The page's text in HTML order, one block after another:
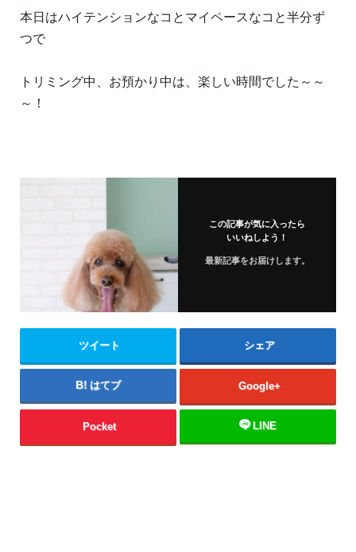
本日はハイテンションなコとマイペースなコと半分ず
つで
トリミング中、お預かり中は、楽しい時間でした～～
～！
この記事が気に入ったら
いいねしよう！
最新記事をお届けします。
ツイート シェア
はてブ Google+
Pocket LINE